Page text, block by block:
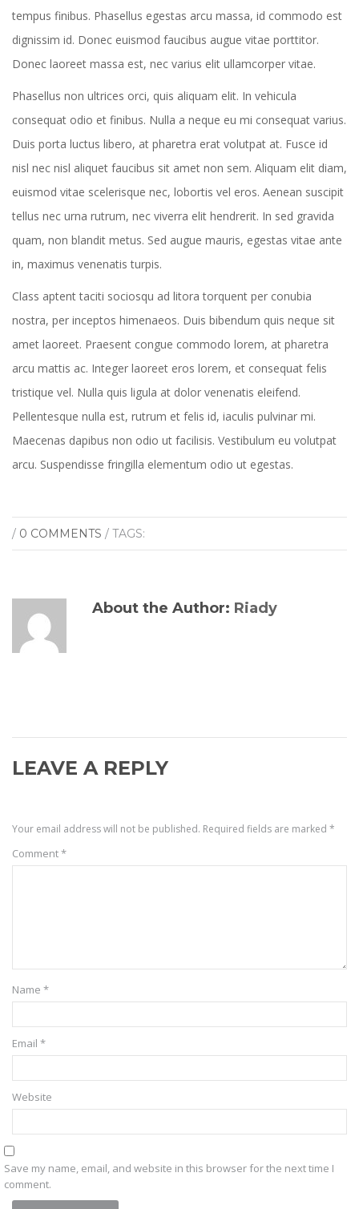
tempus finibus. Phasellus egestas arcu massa, id commodo est
dignissim id. Donec euismod faucibus augue vitae porttitor.
Donec laoreet massa est, nec varius elit ullamcorper vitae.
Phasellus non ultrices orci, quis aliquam elit. In vehicula
consequat odio et finibus. Nulla a neque eu mi consequat varius.
Duis porta luctus libero, at pharetra erat volutpat at. Fusce id
nisl nec nisl aliquet faucibus sit amet non sem. Aliquam elit diam,
euismod vitae scelerisque nec, lobortis vel eros. Aenean suscipit
tellus nec urna rutrum, nec viverra elit hendrerit. In sed gravida
quam, non blandit metus. Sed augue mauris, egestas vitae ante
in, maximus venenatis turpis.
Class aptent taciti sociosqu ad litora torquent per conubia
nostra, per inceptos himenaeos. Duis bibendum quis neque sit
amet laoreet. Praesent congue commodo lorem, at pharetra
arcu mattis ac. Integer laoreet eros lorem, et consequat felis
tristique vel. Nulla quis ligula at dolor venenatis eleifend.
Pellentesque nulla est, rutrum et felis id, iaculis pulvinar mi.
Maecenas dapibus non odio ut facilisis. Vestibulum eu volutpat
arcu. Suspendisse fringilla elementum odio ut egestas.
/ 0 COMMENTS / TAGS:
About the Author: Riady
LEAVE A REPLY
Your email address will not be published. Required fields are marked *
Comment*
Name *
Email *
Website
Save my name, email, and website in this browser for the next time I
comment.